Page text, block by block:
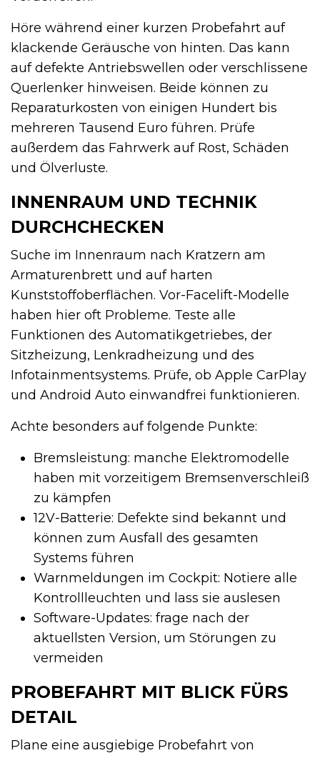
Höre während einer kurzen Probefahrt auf
klackende Geräusche von hinten. Das kann
auf defekte Antriebswellen oder verschlissene
Querlenker hinweisen. Beide können zu
Reparaturkosten von einigen Hundert bis
mehreren Tausend Euro führen. Prüfe
außerdem das Fahrwerk auf Rost, Schäden
und Ölverluste.
INNENRAUM UND TECHNIK
DURCHCHECKEN
Suche im Innenraum nach Kratzern am
Armaturenbrett und auf harten
Kunststoffoberflächen. Vor-Facelift-Modelle
haben hier oft Probleme. Teste alle
Funktionen des Automatikgetriebes, der
Sitzheizung, Lenkradheizung und des
Infotainmentsystems. Prüfe, ob Apple CarPlay
und Android Auto einwandfrei funktionieren.
Achte besonders auf folgende Punkte:
Bremsleistung: manche Elektro­modelle
haben mit vorzeitigem Bremsenverschleiß
zu kämpfen
12V-Batterie: Defekte sind bekannt und
können zum Ausfall des gesamten
Systems führen
Warnmeldungen im Cockpit: Notiere alle
Kontrollleuchten und lass sie auslesen
Software-Updates: frage nach der
aktuellsten Version, um Störungen zu
vermeiden
PROBEFAHRT MIT BLICK FÜRS
DETAIL
Plane eine ausgiebige Probefahrt von